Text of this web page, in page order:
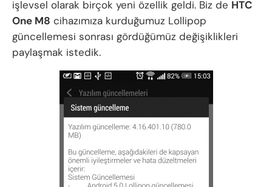
işlevsel olarak birçok yeni özellik geldi. Biz de HTC
One M8 cihazımıza kurduğumuz Lollipop
güncellemesi sonrası gördüğümüz değişiklikleri
paylaşmak istedik.